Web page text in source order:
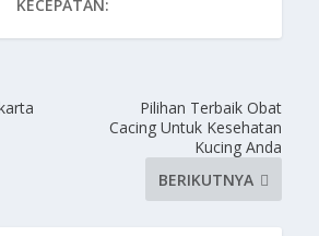
KECEPATAN:
Pilihan Terbaik Obat
Cacing Untuk Kesehatan
Kucing Anda
BERIKUTNYA